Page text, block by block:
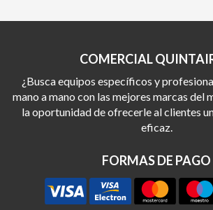
COMERCIAL
¿Busca equipos específicos y
mano a mano con las mejores marcas del
la oportunidad de ofrecerle al clientes
eficaz.
FORMAS DE PAGO